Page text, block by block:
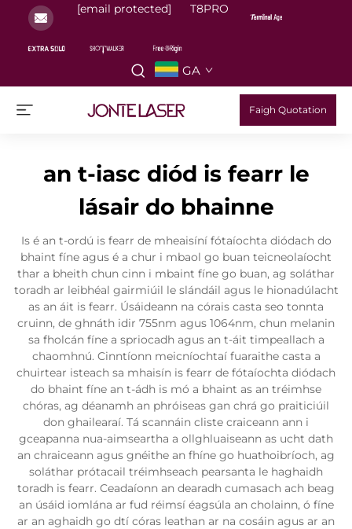
[email protected] T8PRO
GA
Faigh Quotation
an t-iasc diód is fearr le
lásair do bhainne
Is é an t-ordú is fearr de mheaisíní fótaíochta diódach do
bhaint fíne agus é a chur i mbaol go buan teicneolaíocht
thar a bheith chun cinn i mbaint fíne go buan, ag soláthar
toradh ar leibhéal gairmiúil le slándáil agus le hionadúlacht
as an áit is fearr. Úsáideann na córais casta seo tonnta
cruinn, de ghnáth idir 755nm agus 1064nm, chun melanin
sa fholcán fíne a spriocadh agus an t-áit timpeallach a
chaomhnú. Cinntíonn meicníochtaí fuaraithe casta a
chuirtear isteach sa mhaisín is fearr de fótaíochta diódach
do bhaint fíne an t-ádh is mó a bhaint as an tréimhse
chóras, ag déanamh an phróiseas gan chrá go praiticiúil
don ghailearaí. Tá scannáin cliste craiceann ann i
gceapanna nua-aimseartha a ollghluaiseann as ucht dath
an chraiceann agus gnéithe an fhíne go huathoibríoch, ag
soláthar prótacail tréimhseach pearsanta le haghaidh
toradh is fearr. Ceadaíonn an dearadh cumasach ach beag
an úsáid iomlána ar fud réimsí éagsúla an cholainn, ó fíne
ar an aghaidh go dtí córas leathan ar na cosáin agus ar an